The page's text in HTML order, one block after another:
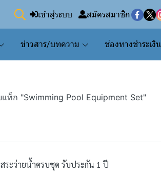
เข้าสู่ระบบ สมัครสมาชิก
ข่าวสาร/บทความ ช่องทางชำระเงิน
ท็ก "Swimming Pool Equipment Set"
สระว่ายน้ำครบชุด รับประกัน 1 ปี